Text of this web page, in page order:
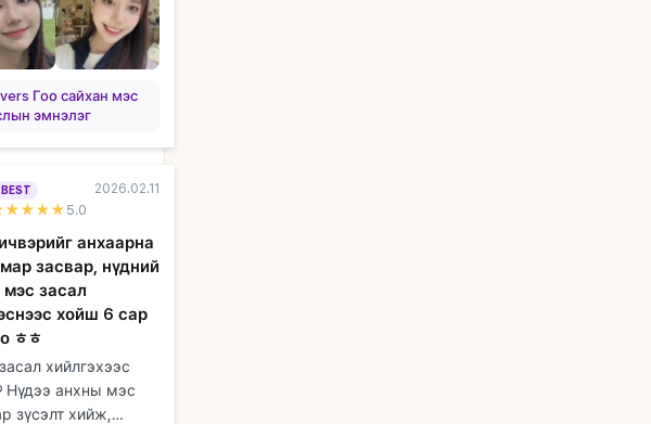
Хван эмчид
дахин болон х...
Гоо сайхан мэс
эмнэлэг
BEST
5.0
2026.02.11
анхаарна
засвар, нүдний
засал
хойш 6 сар
ㅎㅎ
хийлгэхээс
анхны мэс
зүсэлт хийж,